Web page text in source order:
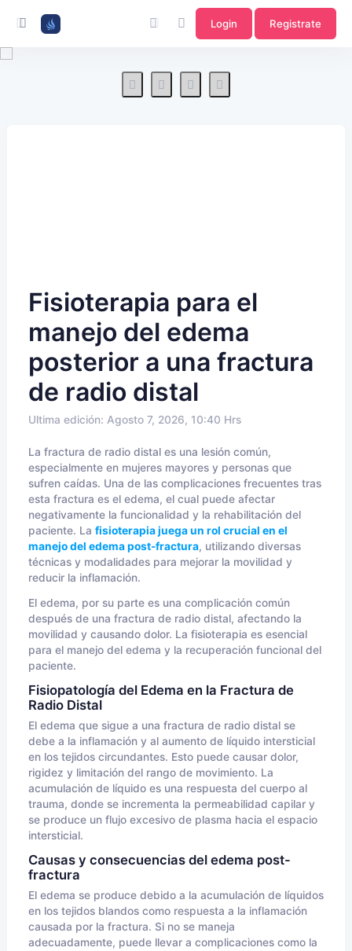
Login Registrate
Fisioterapia para el
manejo del edema
posterior a una fractura
de radio distal
Ultima edición: Agosto 7, 2026, 10:40 Hrs
La fractura de radio distal es una lesión común,
especialmente en mujeres mayores y personas que
sufren caídas. Una de las complicaciones frecuentes tras
esta fractura es el edema, el cual puede afectar
negativamente la funcionalidad y la rehabilitación del
paciente. La fisioterapia juega un rol crucial en el
manejo del edema post-fractura, utilizando diversas
técnicas y modalidades para mejorar la movilidad y
reducir la inflamación.
El edema, por su parte es una complicación común
después de una fractura de radio distal, afectando la
movilidad y causando dolor. La fisioterapia es esencial
para el manejo del edema y la recuperación funcional del
paciente.
Fisiopatología del Edema en la Fractura de
Radio Distal
El edema que sigue a una fractura de radio distal se
debe a la inflamación y al aumento de líquido intersticial
en los tejidos circundantes. Esto puede causar dolor,
rigidez y limitación del rango de movimiento. La
acumulación de líquido es una respuesta del cuerpo al
trauma, donde se incrementa la permeabilidad capilar y
se produce un flujo excesivo de plasma hacia el espacio
intersticial.
Causas y consecuencias del edema post-
fractura
El edema se produce debido a la acumulación de líquidos
en los tejidos blandos como respuesta a la inflamación
causada por la fractura. Si no se maneja
adecuadamente, puede llevar a complicaciones como la